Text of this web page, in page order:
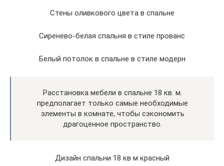
Стены оливкового цвета в спальне
Сиренево-белая спальня в стиле прованс
Белый потолок в спальне в стиле модерн
Расстановка мебели в спальне 18 кв. м.
предполагает только самые необходимые
элементы в комнате, чтобы сэкономить
драгоценное пространство.
Дизайн спальни 18 кв м красный